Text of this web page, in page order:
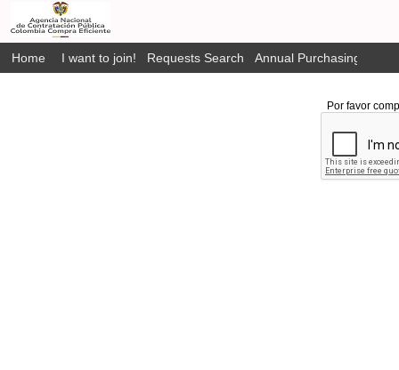
Home I want to join! Requests Search Annual Purchasing Plan
Por favor